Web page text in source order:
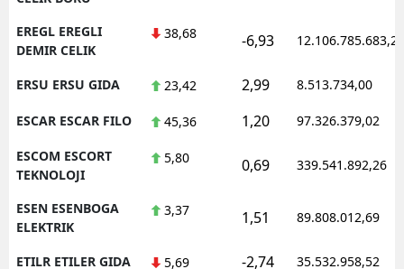
EREGL EREGLI
DEMIR CELIK
38,68 -6,93 12.106.785.683,20
ERSU ERSU GIDA 23,42 2,99 8.513.734,00
ESCAR ESCAR FILO 45,36 1,20 97.326.379,02
ESCOM ESCORT
TEKNOLOJI
5,80 0,69 339.541.892,26
ESEN ESENBOGA
ELEKTRIK
3,37 1,51 89.808.012,69
ETILR ETILER GIDA 5,69 -2,74 35.532.958,52